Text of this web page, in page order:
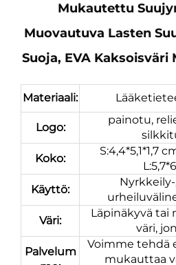
Mukautettu
Muovautuva Lasten
Suoja, EVA
Materiaali:
Logo:
painotu,
Koko:
S:4,4*5,1*1,7
Käyttö:
Väri:
Läpinäkyvä tai
väri,
Palvelum
Voimme tehdä
mukauttaa